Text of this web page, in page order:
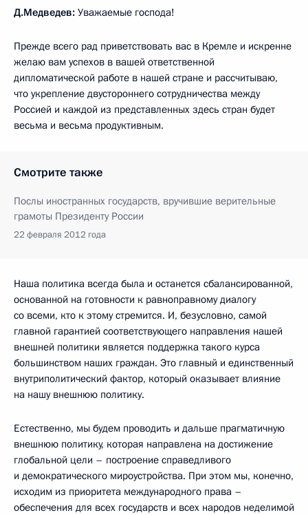
Д.Медведев: Уважаемые господа!
Прежде всего рад приветствовать вас в Кремле и искренне
желаю вам успехов в вашей ответственной
дипломатической работе в нашей стране и рассчитываю,
что укрепление двустороннего сотрудничества между
Россией и каждой из представленных здесь стран будет
весьма и весьма продуктивным.
Смотрите также
Послы иностранных государств, вручившие верительные
грамоты Президенту России
22 февраля 2012 года
Наша политика всегда была и останется сбалансированной,
основанной на готовности к равноправному диалогу
со всеми, кто к этому стремится. И, безусловно, самой
главной гарантией соответствующего направления нашей
внешней политики является поддержка такого курса
большинством наших граждан. Это главный и единственный
внутриполитический фактор, который оказывает влияние
на нашу внешнюю политику.
Естественно, мы будем проводить и дальше прагматичную
внешнюю политику, которая направлена на достижение
глобальной цели – построение справедливого
и демократического мироустройства. При этом мы, конечно,
исходим из приоритета международного права –
обеспечения для всех государств и всех народов неделимой